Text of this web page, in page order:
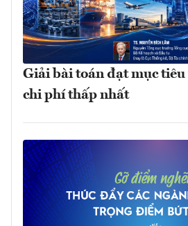
Giải bài toán đạt mục
chi phí thấp nhất